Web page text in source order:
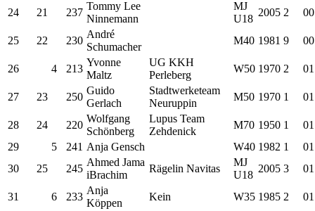
24 21 237
Tommy Lee
Ninnemann
MJ
U18
2005 2
25 22 230
André
Schumacher
M40 1981 9
26 4 213
Yvonne
Maltz
UG KKH
Perleberg
W50 1970 2
27 23 250
Guido
Gerlach
Stadtwerketeam
Neuruppin
M50 1970 1
28 24 220
Wolfgang
Schönberg
Lupus Team
Zehdenick
M70 1950 1
29
5 241 Anja Gensch W40 1982 1
30
25 245
Ahmed Jama
iBrachim
Rägelin Navitas
MJ
U18
2005 3
31 6 233
Anja
Köppen
Kein W35 1985 2